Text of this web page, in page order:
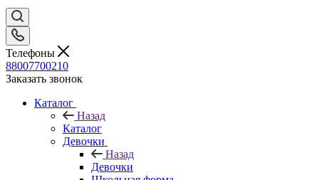
Телефоны
88007700210
Заказать звонок
Каталог
Назад
Каталог
Девочки
Назад
Девочки